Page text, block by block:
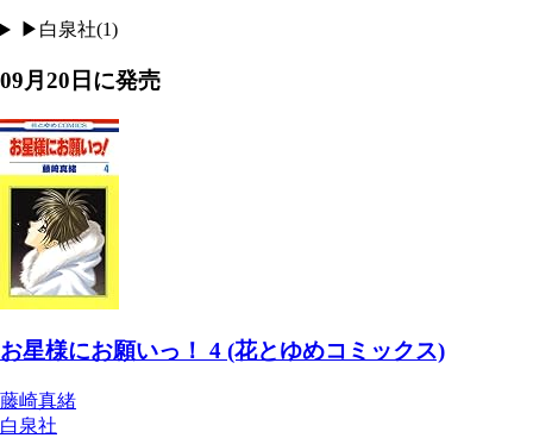
▶ 白泉社(1)
09月20日 に発売
お星様にお願いっ！ 4 (花とゆめコミックス)
藤崎真緒
白泉社